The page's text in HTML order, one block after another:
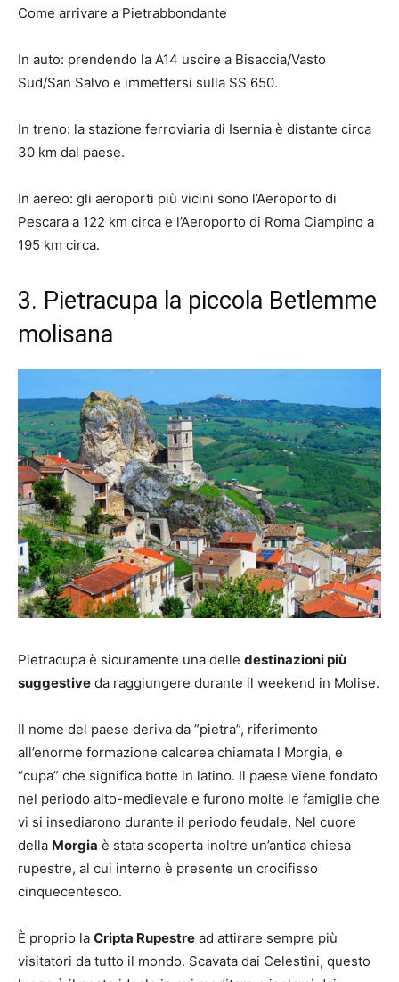
Come arrivare a Pietrabbondante
In auto: prendendo la A14 uscire a Bisaccia/Vasto
Sud/San Salvo e immettersi sulla SS 650.
In treno: la stazione ferroviaria di Isernia è distante circa
30 km dal paese.
In aereo: gli aeroporti più vicini sono l’Aeroporto di
Pescara a 122 km circa e l’Aeroporto di Roma Ciampino a
195 km circa.
3. Pietracupa la piccola Betlemme
molisana
Pietracupa è sicuramente una delle destinazioni più
suggestive da raggiungere durante il weekend in Molise.
Il nome del paese deriva da ”pietra”, riferimento
all’enorme formazione calcarea chiamata l Morgia, e
“cupa” che significa botte in latino. Il paese viene fondato
nel periodo alto-medievale e furono molte le famiglie che
vi si insediarono durante il periodo feudale. Nel cuore
della Morgia è stata scoperta inoltre un’antica chiesa
rupestre, al cui interno è presente un crocifisso
cinquecentesco.
È proprio la Cripta Rupestre ad attirare sempre più
visitatori da tutto il mondo. Scavata dai Celestini, questo